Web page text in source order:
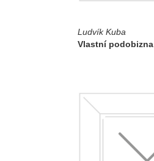
Ludvík Kuba
Vlastní podobizna